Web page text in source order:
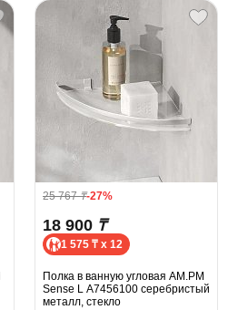
25 767₸-27%
18 900 ₸
1 575 ₸ x 12
Полка в ванную угловая AM.PM
Sense L A7456100 серебристый
металл, стекло